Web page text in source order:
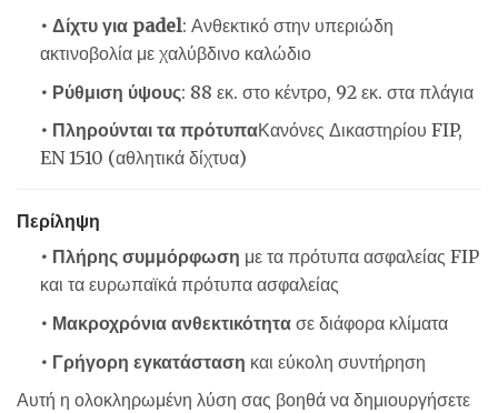
• Δίχτυ για padel: Ανθεκτικό στην υπεριώδη
ακτινοβολία με χαλύβδινο καλώδιο
• Ρύθμιση ύψους: 88 εκ. στο κέντρο, 92 εκ. στα πλάγια
• Πληρούνται τα πρότυπαΚανόνες Δικαστηρίου FIP,
EN 1510 (αθλητικά δίχτυα)
Περίληψη
• Πλήρης συμμόρφωση με τα πρότυπα ασφαλείας FIP
και τα ευρωπαϊκά πρότυπα ασφαλείας
• Μακροχρόνια ανθεκτικότητασε διάφορα κλίματα
• Γρήγορη εγκατάσταση και εύκολη συντήρηση
Αυτή η ολοκληρωμένη λύση σας βοηθά να δημιουργήσετε